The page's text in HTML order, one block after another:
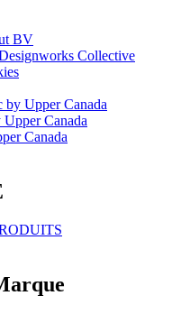
BV
Collective
by Upper Canada
Upper Canada
Canada